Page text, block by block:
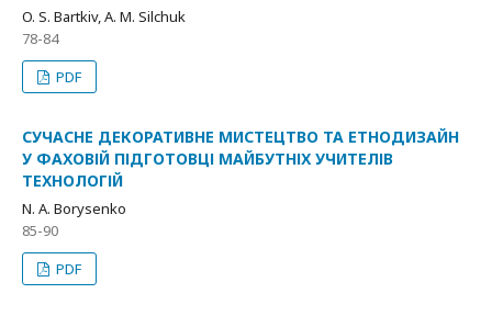
O. S. Bartkiv, A. М. Silchuk
78-84
PDF
СУЧАСНЕ ДЕКОРАТИВНЕ МИСТЕЦТВО ТА ЕТНОДИЗАЙН
У ФАХОВІЙ ПІДГОТОВЦІ МАЙБУТНІХ УЧИТЕЛІВ
ТЕХНОЛОГІЙ
N. A. Borysenko
85-90
PDF